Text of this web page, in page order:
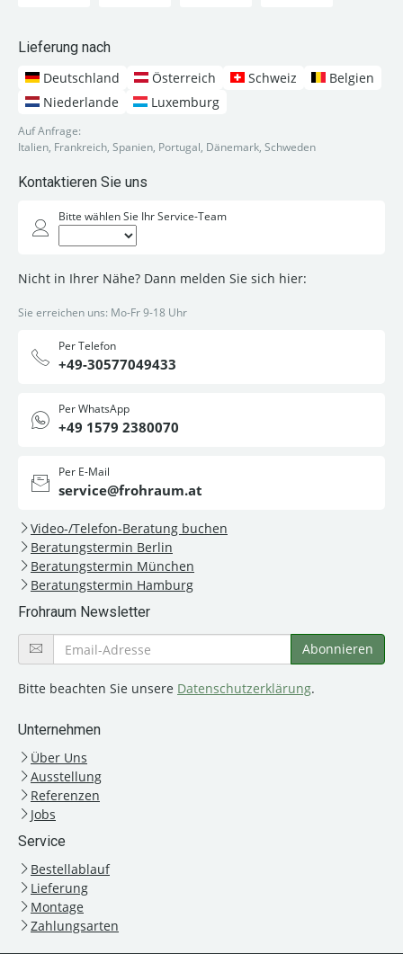
Lieferung nach
Deutschland
Österreich Schweiz
Belgien
Niederlande
Luxemburg
Auf Anfrage:
Italien, Frankreich, Spanien, Portugal, Dänemark, Schweden
Kontaktieren Sie uns
Bitte wählen Sie Ihr Service-Team
Nicht in Ihrer Nähe? Dann melden Sie sich hier:
Sie erreichen uns: Mo-Fr 9-18 Uhr
Per Telefon
+49-30577049433
Per WhatsApp
+49 1579 2380070
Per E-Mail
service@frohraum.at
Video-/Telefon-Beratung buchen
Beratungstermin Berlin
Beratungstermin München
Beratungstermin Hamburg
Frohraum Newsletter
Bitte beachten Sie unsere Datenschutzerklärung.
Unternehmen
Über Uns
Ausstellung
Referenzen
Jobs
Service
Bestellablauf
Lieferung
Montage
Zahlungsarten